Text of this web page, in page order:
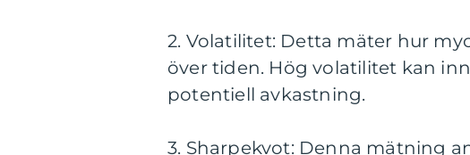
2. Volatilitet: Detta mäter hur
över tiden. Hög volatilitet kan
potentiell avkastning.
3. Sharpekvot: Denna mätning